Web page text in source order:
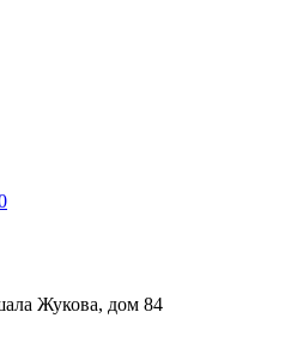
Жукова, дом 84